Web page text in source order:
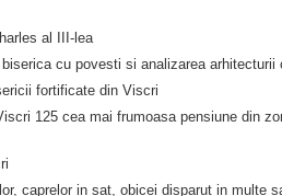
al III-lea
cu povesti si analizarea arhitecturii
fortificate din Viscri
125 cea mai frumoasa pensiune din
caprelor in sat, obicei disparut in multe